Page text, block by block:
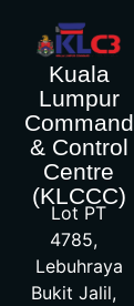
Kuala
Lumpur
Command
& Control
Centre
(KLCCC)
Lot PT
4785,
Lebuhraya
Bukit Jalil,